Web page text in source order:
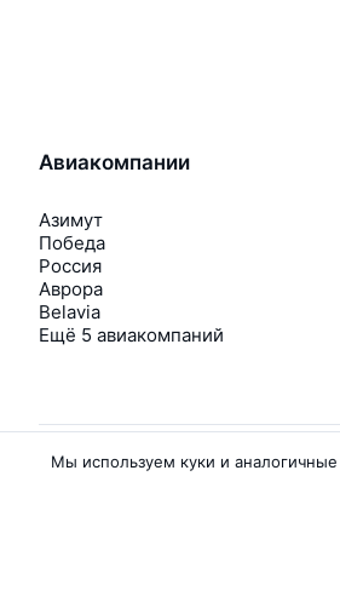
Авиакомпании
Азимут
Победа
Россия
Аврора
Belavia
Ещё 5 авиакомпаний
Мы используем куки и